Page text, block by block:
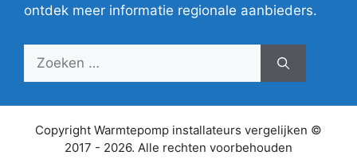
ontdek meer informatie regionale aanbieders.
Zoek
Copyright Warmtepomp installateurs vergelijken ©
2017 - 2026. Alle rechten voorbehouden